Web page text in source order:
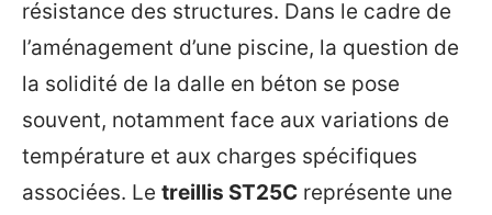
résistance des structures. Dans le cadre de
l’aménagement d’une piscine, la question de
la solidité de la dalle en béton se pose
souvent, notamment face aux variations de
température et aux charges spécifiques
associées. Le treillis ST25C représente une